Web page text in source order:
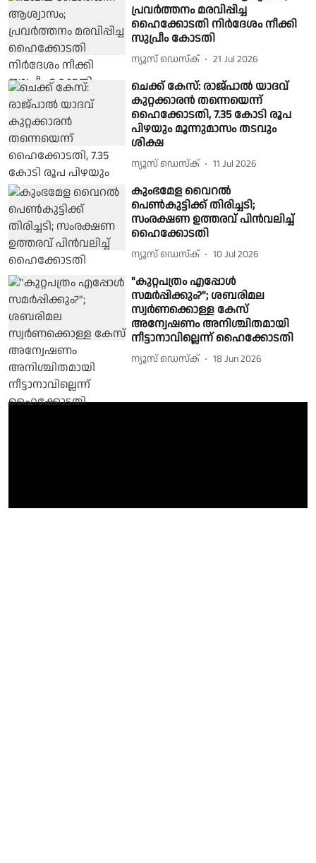
പ്രവർത്തനം മരവിപ്പിച്ച
ഹൈക്കോടതി നിർദേശം നീക്കി
സുപ്രീം കോടതി
ന്യൂസ് ഡെസ്ക് 21 Jul 2026
ചെക്ക് കേസ്: രാജ്‌പാൽ യാദവ്
കുറ്റക്കാരൻ തന്നെയെന്ന്
ഹൈക്കോടതി, 7.35 കോടി രൂപ
പിഴയും മൂന്നുമാസം തടവും
ശിക്ഷ
ന്യൂസ് ഡെസ്ക് 11 Jul 2026
കുംഭമേള വൈറല്‍
പെണ്‍കുട്ടിക്ക് തിരിച്ചടി;
സംരക്ഷണ ഉത്തരവ് പിന്‍വലിച്ച്
ഹൈക്കോടതി
ന്യൂസ് ഡെസ്ക് 10 Jul 2026
"കുറ്റപത്രം എപ്പോൾ
സമർപ്പിക്കും?"; ശബരിമല
സ്വർണക്കൊള്ള കേസ്
അന്വേഷണം അനിശ്ചിതമായി
നീട്ടാനാവില്ലെന്ന് ഹൈക്കോടതി
ന്യൂസ് ഡെസ്ക് 18 Jun 2026